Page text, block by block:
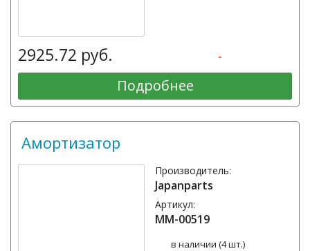
2925.72 руб. -
Подробнее
Амортизатор
Производитель:
Japanparts
Артикул:
MM-00519
в наличии (4 шт.)